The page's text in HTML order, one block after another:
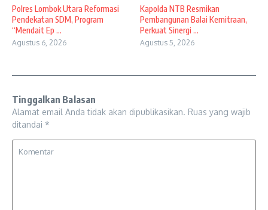
Polres Lombok Utara Reformasi
Pendekatan SDM, Program
“Mendait Ep ...
Agustus 6, 2026
Kapolda NTB Resmikan
Pembangunan Balai Kemitraan,
Perkuat Sinergi ...
Agustus 5, 2026
Tinggalkan Balasan
Alamat email Anda tidak akan dipublikasikan. Ruas yang wajib
ditandai *